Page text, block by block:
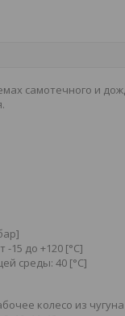
самотечного и
15 до +120 [°С]
среды: 40 [°С]
колесо из